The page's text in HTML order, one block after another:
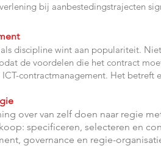
bij aanbestedingstrajecten
discipline wint aan populariteit.
de voordelen die het contract
contractmanagement. Het
over van zelf doen naar regie
specificeren, selecteren en
governance en regie-